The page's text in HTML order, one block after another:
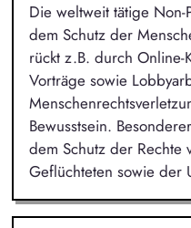
Die weltweit tätige Non-
dem Schutz der
rückt z.B. durch
Vorträge sowie
Bewusstsein.
dem Schutz der Rechte
Geflüchteten sowie der